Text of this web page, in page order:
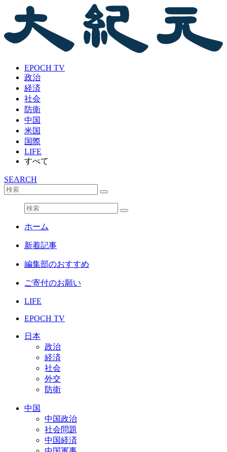
EPOCH TV
政治
経済
社会
防衛
中国
米国
国際
LIFE
すべて
SEARCH
ホーム
新着記事
編集部のおすすめ
ご寄付のお願い
LIFE
EPOCH TV
日本
政治
経済
社会
外交
防衛
中国
中国政治
社会問題
中国経済